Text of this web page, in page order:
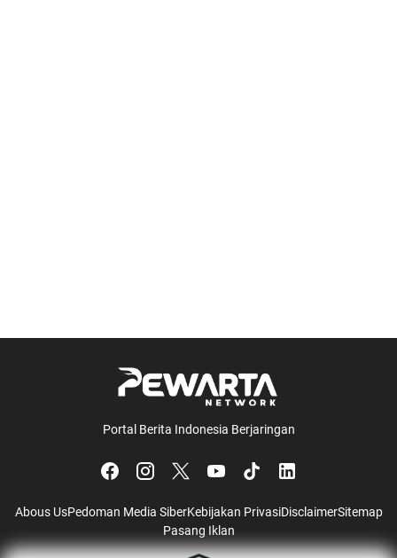
Portal Berita Indonesia Berjaringan
Abous UsPedoman Media SiberKebijakan PrivasiDisclaimerSitemap
Pasang Iklan